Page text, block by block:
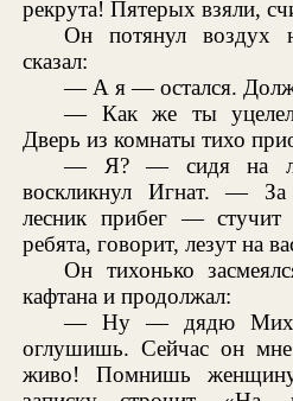
рекрута! Пятерых взяли,
Он потянул воздух
сказал:
— А я — остался.
— Как же ты
Дверь из комнаты тихо
— Я? — сидя на
воскликнул Игнат. —
лесник прибег —
ребята, говорит, лезут на
Он тихонько
кафтана и продолжал:
— Ну — дядю
оглушишь. Сейчас он
живо! Помнишь